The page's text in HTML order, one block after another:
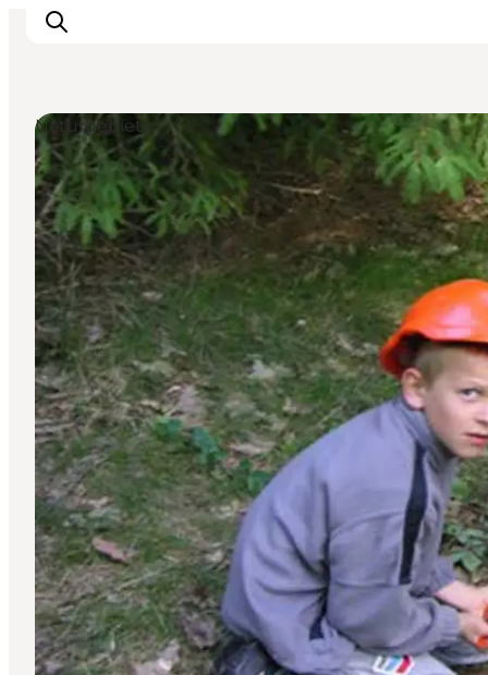
Erlebnisse
Städte und Regionen
Events
Übernachtung
Plane deine Reise
Booking
Naturgebiete